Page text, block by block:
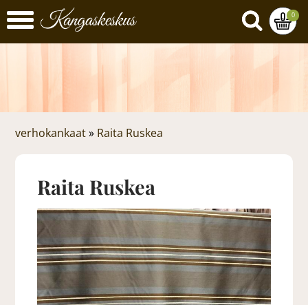
0
verhokankaat » Raita Ruskea
Raita Ruskea